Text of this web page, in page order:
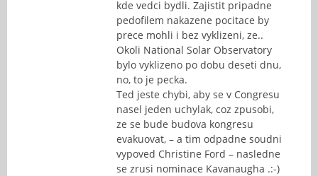
kde vedci bydli. Zajistit pripadne
pedofilem nakazene pocitace by
prece mohli i bez vyklizeni, ze..
Okoli National Solar Observatory
bylo vyklizeno po dobu deseti dnu,
no, to je pecka.
Ted jeste chybi, aby se v Congresu
nasel jeden uchylak, coz zpusobi,
ze se bude budova kongresu
evakuovat, – a tim odpadne soudni
vypoved Christine Ford – nasledne
se zrusi nominace Kavanaugha .:-)